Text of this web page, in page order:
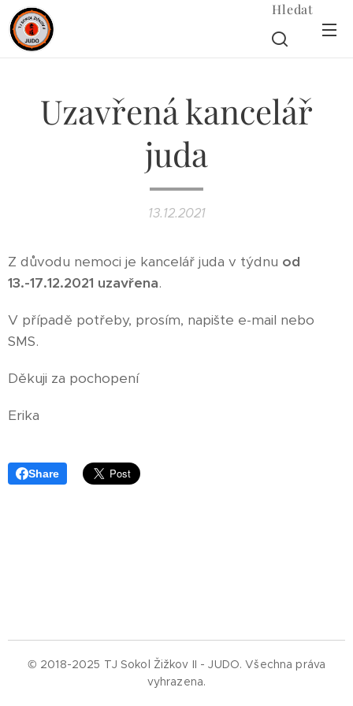
Hledat
Uzavřená kancelář
juda
13.12.2021
Z důvodu nemoci je kancelář juda v týdnu od
13.-17.12.2021 uzavřena.
V případě potřeby, prosím, napište e-mail nebo
SMS.
Děkuji za pochopení
Erika
Share
© 2018-2025 TJ Sokol Žižkov II - JUDO. Všechna práva
vyhrazena.